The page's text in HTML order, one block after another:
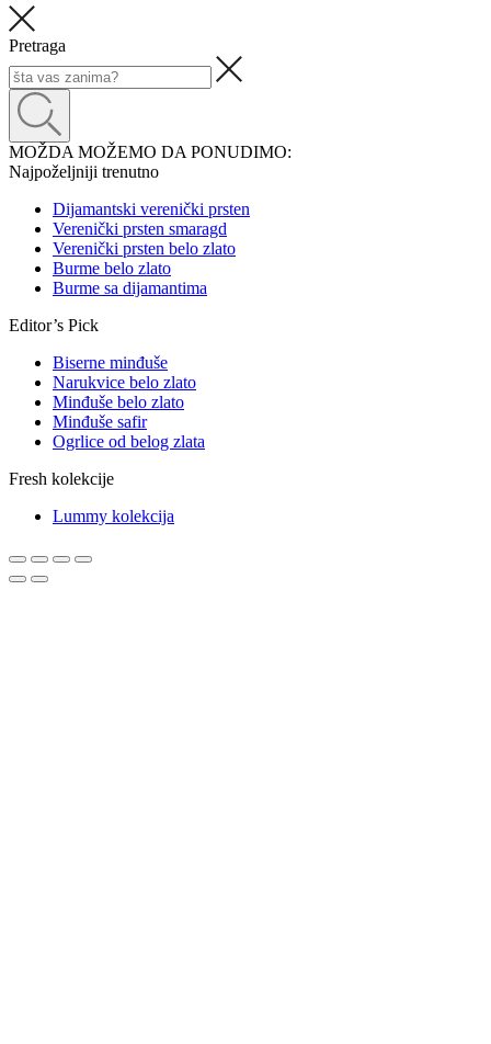
Pretraga
MOŽDA MOŽEMO DA PONUDIMO:
Najpoželjniji trenutno
Dijamantski verenički prsten
Verenički prsten smaragd
Verenički prsten belo zlato
Burme belo zlato
Burme sa dijamantima
Editor’s Pick
Biserne minđuše
Narukvice belo zlato
Minđuše belo zlato
Minđuše safir
Ogrlice od belog zlata
Fresh kolekcije
Lummy kolekcija